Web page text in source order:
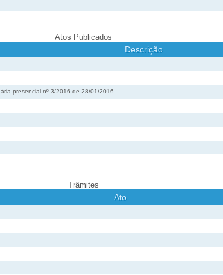
Atos Publicados
Descrição
presencial nº 3/2016 de 28/01/2016
Trâmites
Ato